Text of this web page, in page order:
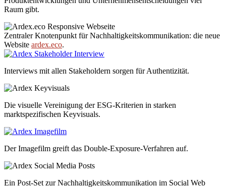
Raum gibt.
Zentraler Knotenpunkt für Nachhaltigkeits­­kommu­­nikation: die neue
Website ardex.eco.
Interviews mit allen Stakeholdern sorgen für Authentizität.
Die visuelle Vereinigung der ESG-Kriterien in starken
marktspezifischen Keyvisuals.
Der Imagefilm greift das Double-Exposure-Verfahren auf.
Ein Post-Set zur Nachhaltigkeitskommunikation im Social Web